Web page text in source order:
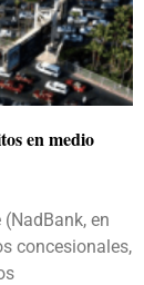
en medio
en
concesionales,